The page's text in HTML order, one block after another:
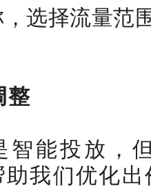
选择流量范
整
智能投放，
助我们优化